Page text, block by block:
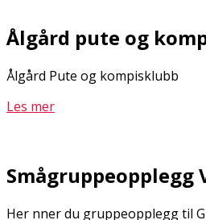
Ålgård pute og
Ålgård Pute og kompisklubb
Les mer
Smågruppeopplegg
Her finner du gruppeopplegg til